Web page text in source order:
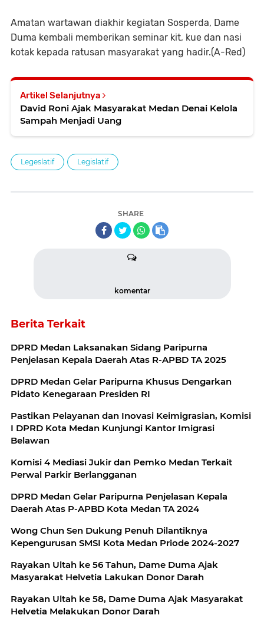
Amatan wartawan diakhir kegiatan Sosperda, Dame
Duma kembali memberikan seminar kit, kue dan nasi
kotak kepada ratusan masyarakat yang hadir.(A-Red)
Artikel Selanjutnya
David Roni Ajak Masyarakat Medan Denai Kelola
Sampah Menjadi Uang
Legeslatif Legislatif
SHARE
komentar
Berita Terkait
DPRD Medan Laksanakan Sidang Paripurna
Penjelasan Kepala Daerah Atas R-APBD TA 2025
DPRD Medan Gelar Paripurna Khusus Dengarkan
Pidato Kenegaraan Presiden RI
Pastikan Pelayanan dan Inovasi Keimigrasian, Komisi
I DPRD Kota Medan Kunjungi Kantor Imigrasi
Belawan
Komisi 4 Mediasi Jukir dan Pemko Medan Terkait
Perwal Parkir Berlangganan
DPRD Medan Gelar Paripurna Penjelasan Kepala
Daerah Atas P-APBD Kota Medan TA 2024
Wong Chun Sen Dukung Penuh Dilantiknya
Kepengurusan SMSI Kota Medan Priode 2024-2027
Rayakan Ultah ke 56 Tahun, Dame Duma Ajak
Masyarakat Helvetia Lakukan Donor Darah
Rayakan Ultah ke 58, Dame Duma Ajak Masyarakat
Helvetia Melakukan Donor Darah